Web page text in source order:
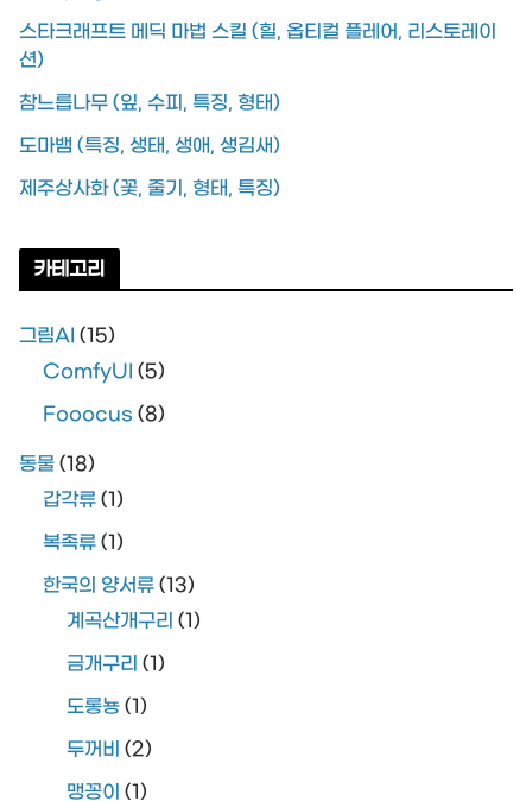
스타크래프트 메딕 마법 스킬 (힐, 옵티컬 플레어, 리스토레이
션)
참느릅나무 (잎, 수피, 특징, 형태)
도마뱀 (특징, 생태, 생애, 생김새)
제주상사화 (꽃, 줄기, 형태, 특징)
카테고리
그림AI (15)
ComfyUI (5)
Fooocus (8)
동물 (18)
갑각류 (1)
복족류 (1)
한국의 양서류 (13)
계곡산개구리 (1)
금개구리 (1)
도롱뇽 (1)
두꺼비 (2)
맹꽁이 (1)